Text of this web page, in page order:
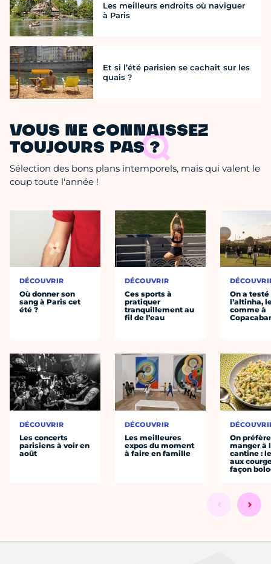
Les meilleurs endroits où naviguer
à Paris
Et si l’été parisien se cachait sur les
quais ?
VOUS NE CONNAISSEZ
TOUJOURS PAS ?
Sélection des bons plans intemporels, mais qui valent le
coup toute l'année !
DÉCOUVRIR
Où donner son
sang à Paris cet
été ?
DÉCOUVRIR
Les concerts
parisiens à voir en
août
DÉCOUVRIR
Ces sports à
pratiquer
tranquillement au
fil de l’eau
DÉCOUVRIR
Les meilleures
expos du moment
à faire en famille
On a testé
l’altinha,
comme à
On préfère
manger à
cantine :
aux
façon